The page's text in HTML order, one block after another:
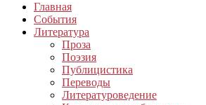
Главная
События
Литература
Проза
Поэзия
Публицистика
Переводы
Литературоведение